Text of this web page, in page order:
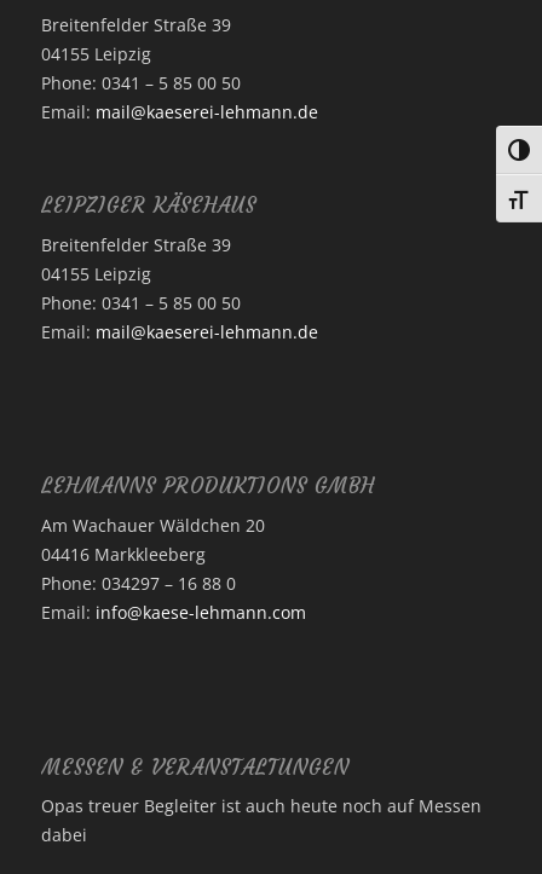
Breitenfelder Straße 39
04155 Leipzig
Phone: 0341 – 5 85 00 50
Email: mail@kaeserei-lehmann.de
LEIPZIGER KÄSEHAUS
Breitenfelder Straße 39
04155 Leipzig
Phone: 0341 – 5 85 00 50
Email: mail@kaeserei-lehmann.de
LEHMANNS PRODUKTIONS GMBH
Am Wachauer Wäldchen 20
04416 Markkleeberg
Phone: 034297 – 16 88 0
Email: info@kaese-lehmann.com
MESSEN & VERANSTALTUNGEN
Opas treuer Begleiter ist auch heute noch auf Messen
dabei